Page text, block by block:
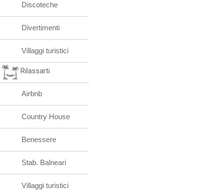
Discoteche
Divertimenti
Villaggi turistici
Rilassarti
Airbnb
Country House
Benessere
Stab. Balneari
Villaggi turistici